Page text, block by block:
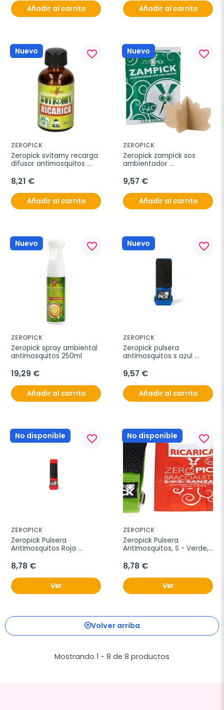
Añadir al carrito Añadir al carrito
Nuevo favorite_border
ZEROPICK
Zeropick svitamy recarga
difusor antimosquitos
8,21 €
Añadir al carrito
Nuevo favorite_border
ZEROPICK
Zeropick zampick sos
ambientador
9,57 €
Añadir al carrito
Nuevo favorite_border
ZEROPICK
Zeropick spray ambiental
antimosquitos 250ml
19,29 €
Añadir al carrito
Nuevo favorite_border
ZEROPICK
Zeropick pulsera
antimosquitos s azul
9,57 €
Añadir al carrito
No disponible favorite_border
ZEROPICK
Zeropick Pulsera
Antimosquitos Roja
8,78 €
Ver
No disponible favorite_border
ZEROPICK
Zeropick Pulsera
Antimosquitos, S - Verde,
8,78 €
Ver
Volver arriba
Mostrando 1 - 8 de 8 productos